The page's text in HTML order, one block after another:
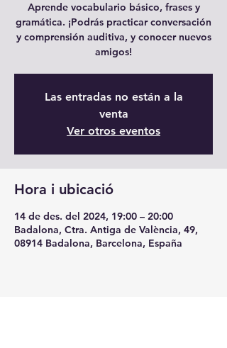
Aprende vocabulario básico, frases y
gramática. ¡Podrás practicar conversación
y comprensión auditiva, y conocer nuevos
amigos!
Las entradas no están a la
venta
Ver otros eventos
Hora i ubicació
14 de des. del 2024, 19:00 – 20:00
Badalona, Ctra. Antiga de València, 49,
08914 Badalona, Barcelona, España